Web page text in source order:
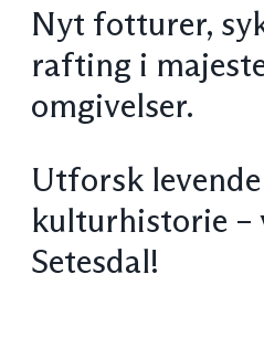
Nyt fotturer,
rafting i
omgivelser.
Utforsk levende
kulturhistorie –
Setesdal!